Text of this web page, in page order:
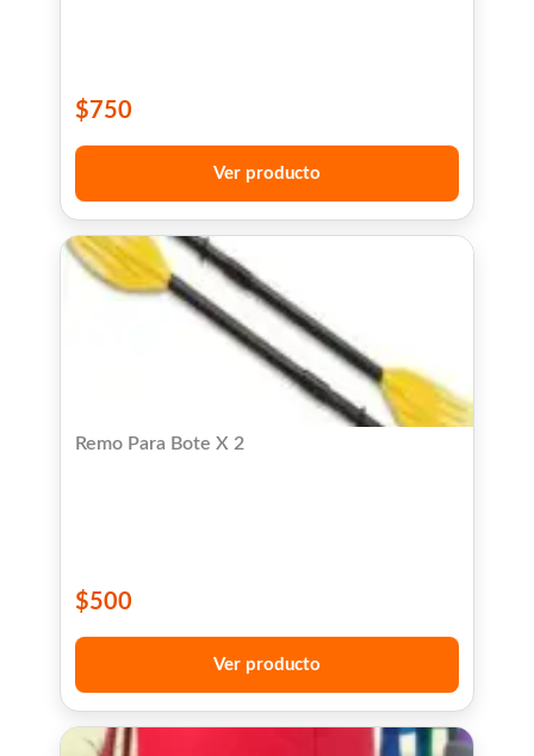
$750
Ver producto
Remo Para Bote X 2
$500
Ver producto